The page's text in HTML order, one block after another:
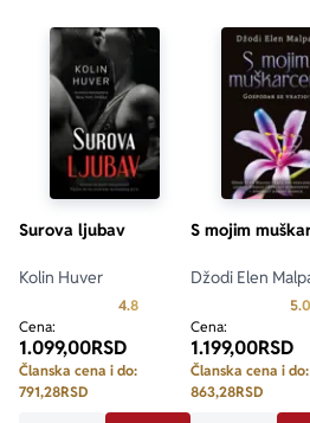
Surova ljubav
Kolin Huver
4.8Prosecna ocena je 4.8 od 5
Cena:
1.099,00RSD
Članska cena i do:
791,28RSD
S mojim
Džodi Elen
5.0
Cena:
1.199,00RSD
Članska cena i do:
863,28RSD